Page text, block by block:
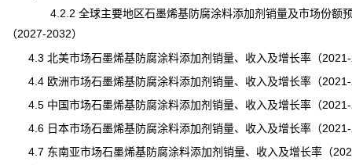
4.2.2 全球主要地区石墨烯基防腐涂料添加剂销量及市场份额
（2027-2032）
4.3 北美市场石墨烯基防腐涂料添加剂销量、收入及增长率（
4.4 欧洲市场石墨烯基防腐涂料添加剂销量、收入及增长率（
4.5 中国市场石墨烯基防腐涂料添加剂销量、收入及增长率（
4.6 日本市场石墨烯基防腐涂料添加剂销量、收入及增长率（
4.7 东南亚市场石墨烯基防腐涂料添加剂销量、收入及增长率（